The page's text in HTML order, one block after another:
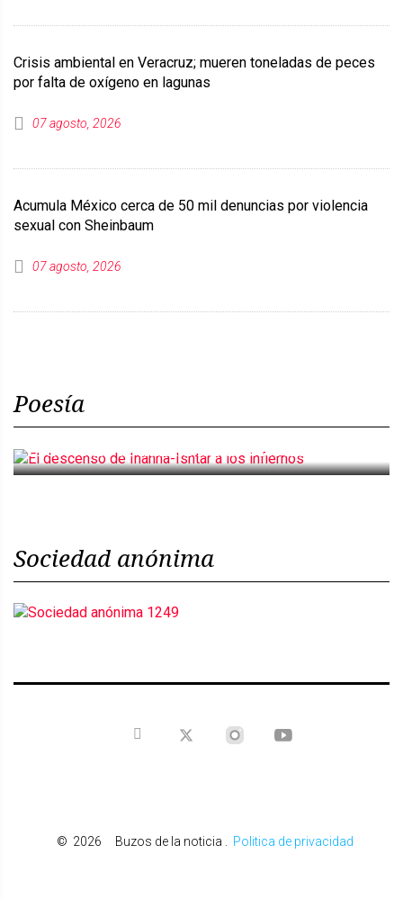
Crisis ambiental en Veracruz; mueren toneladas de peces
por falta de oxígeno en lagunas
07 agosto, 2026
Acumula México cerca de 50 mil denuncias por violencia
sexual con Sheinbaum
07 agosto, 2026
Poesía
El descenso de Inanna-Ishtar a los infiernos
Sociedad anónima
© 2026 Buzos de la noticia . Politica de privacidad